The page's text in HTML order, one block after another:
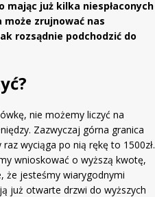
mając już kilka niespłaconych
zrujnować nas
rozsądnie podchodzić do
nie możemy liczyć na
Zazwyczaj górna granica
wyciąga po nią rękę to 1500zł.
wnioskować o wyższą kwotę,
że jesteśmy wiarygodnymi
już otwarte drzwi do wyższych